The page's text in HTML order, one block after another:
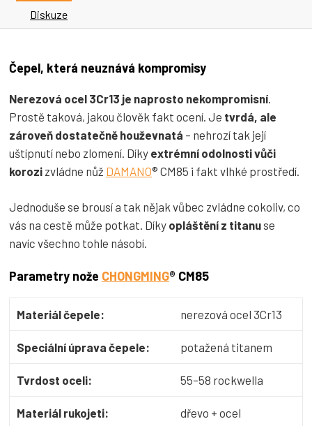
Diskuze
Čepel, která neuznává kompromisy
Nerezová ocel 3Cr13 je naprosto nekompromisní
Prostě taková, jakou člověk fakt ocení. Je tvrdá, ale
zároveň dostatečně houževnatá – nehrozí tak její
uštípnutí nebo zlomení. Díky extrémní odolnosti vůči
korozi zvládne nůž DAMANO® CM85 i fakt vlhké prostředí.
Jednoduše se brousí a tak nějak vůbec zvládne cokoliv, co
vás na cestě může potkat. Díky opláštění z titanuse
navíc všechno tohle násobí.
Parametry nože CHONGMING® CM85
Materiál čepele: nerezová ocel 3Cr13
Speciální úprava čepele: potažená titanem
Tvrdost oceli: 55–58 rockwella
Materiál rukojeti: dřevo + ocel